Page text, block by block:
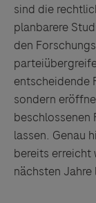
sind die
planbarere
den
entscheidende
sondern
beschlossenen
lassen. Genau
bereits erreicht
nächsten Jahre